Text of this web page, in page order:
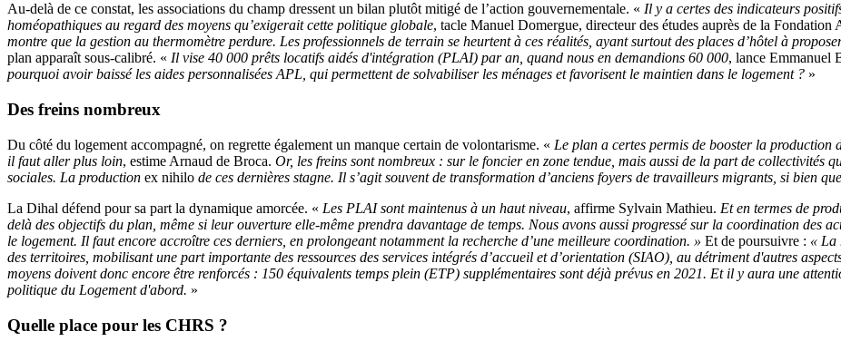
Au-delà de ce constat, les associations du champ dressent un bilan plutôt mitigé de l’action gouvernementale. « Il y a certes des indicateurs
homéopathiques au regard des moyens qu’exigerait cette politique globale, tacle Manuel Domergue, directeur des études auprès de la Fondation
montre que la gestion au thermomètre perdure. Les professionnels de terrain se heurtent à ces réalités, ayant surtout des places d’hôtel à
plan apparaît sous-calibré. « Il vise 40 000 prêts locatifs aidés d'intégration (PLAI) par an, quand nous en demandions 60 000, lance Emmanuel
pourquoi avoir baissé les aides personnalisées APL, qui permettent de solvabiliser les ménages et favorisent le maintien dans le logement ? »
Des freins nombreux
Du côté du logement accompagné, on regrette également un manque certain de volontarisme. « Le plan a certes permis de booster la production
il faut aller plus loin, estime Arnaud de Broca. Or, les freins sont nombreux : sur le foncier en zone tendue, mais aussi de la part de collectivités
sociales. La production ex nihilo de ces dernières stagne. Il s’agit souvent de transformation d’anciens foyers de travailleurs migrants, si bien
La Dihal défend pour sa part la dynamique amorcée. « Les PLAI sont maintenus à un haut niveau, affirme Sylvain Mathieu. Et en termes de
delà des objectifs du plan, même si leur ouverture elle-même prendra davantage de temps. Nous avons aussi progressé sur la coordination des
le logement. Il faut encore accroître ces derniers, en prolongeant notamment la recherche d’une meilleure coordination. » Et de poursuivre : « La
des territoires, mobilisant une part importante des ressources des services intégrés d’accueil et d’orientation (SIAO), au détriment d'autres
moyens doivent donc encore être renforcés : 150 équivalents temps plein (ETP) supplémentaires sont déjà prévus en 2021. Et il y aura une
politique du Logement d'abord. »
Quelle place pour les CHRS ?